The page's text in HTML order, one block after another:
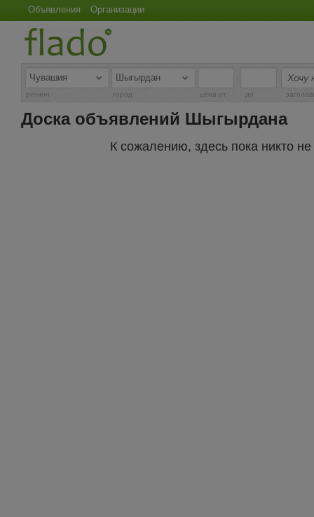
Объявления Организации
-
регион город цена от до
Доска объявлений Шыгырдана
К сожалению, здесь пока никто